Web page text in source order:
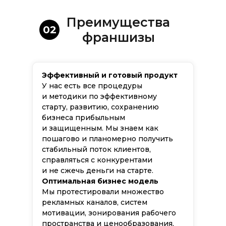
Преимущества
франшизы
02
Эффективный и готовый продукт
У нас есть все процедуры
и методики по эффективному
старту, развитию, сохранению
бизнеса прибыльным
и защищенным. Мы знаем как
пошагово и планомерно получить
стабильный поток клиентов,
справляться с конкурентами
и не сжечь деньги на старте.
Оптимальная бизнес модель
Мы протестировали множество
рекламных каналов, систем
мотивации, зонирования рабочего
пространства и ценообразования,